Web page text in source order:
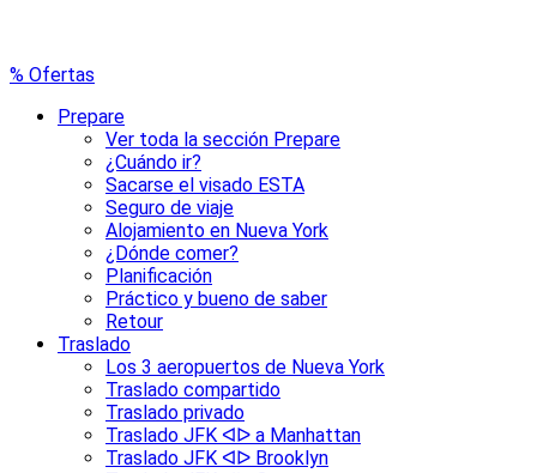
% Ofertas
Prepare
Ver toda la sección Prepare
¿Cuándo ir?
Sacarse el visado ESTA
Seguro de viaje
Alojamiento en Nueva York
¿Dónde comer?
Planificación
Práctico y bueno de saber
Retour
Traslado
Los 3 aeropuertos de Nueva York
Traslado compartido
Traslado privado
Traslado JFK ᐊᐅ a Manhattan
Traslado JFK ᐊᐅ Brooklyn